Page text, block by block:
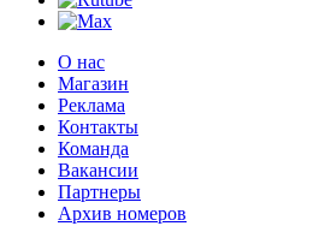
О нас
Магазин
Реклама
Контакты
Команда
Вакансии
Партнеры
Архив номеров